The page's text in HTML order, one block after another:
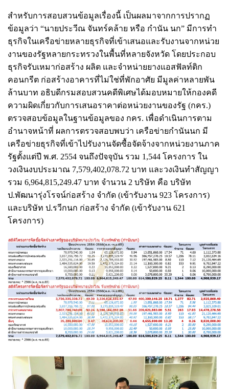
สำหรับการสอบสวนข้อมูลเรื่องนี้ เป็นผลมาจากการปรากฏ
ข้อมูลว่า “นายประวีณ จันทร์คล้าย หรือ กำนัน นก” มีการทำ
ธุรกิจในเครือข่ายหลายธุรกิจที่เข้าเสนอและรับงานจากหน่วย
งานของรัฐหลายกระทรวงในพื้นที่หลายจังหวัด โดยประกอบ
ธุรกิจรับเหมาก่อสร้าง ผลิต และจำหน่ายยางแอสฟัลท์ติก
คอนกรีต ก่อสร้างอาคารที่ไม่ใช่ที่พักอาศัย มีมูลค่าหลายพัน
ล้านบาท อธิบดีกรมสอบสวนคดีพิเศษได้มอบหมายให้กองคดี
ความผิดเกี่ยวกับการเสนอราคาต่อหน่วยงานของรัฐ (กคร.)
ตรวจสอบข้อมูลในฐานข้อมูลของ กคร. เพื่อดำเนินการตาม
อำนาจหน้าที่ ผลการตรวจสอบพบว่า เครือข่ายกำนันนก มี
เครือข่ายธุรกิจที่เข้าไปรับงานจัดซื้อจัดจ้างจากหน่วยงานภาค
รัฐตั้งแต่ปี พ.ศ. 2554 จนถึงปัจจุบัน รวม 1,544 โครงการ ใน
วงเงินงบประมาณ 7,579,402,078.72 บาท และวงเงินทำสัญญา
รวม 6,964,815,249.47 บาท จำนวน 2 บริษัท คือ บริษัท
ป.พัฒนารุ่งโรจน์ก่อสร้าง จำกัด (เข้ารับงาน 923 โครงการ)
และบริษัท ป.รวีกนก ก่อสร้าง จำกัด (เข้ารับงาน 621
โครงการ)